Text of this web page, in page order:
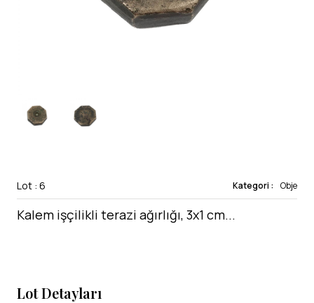
Lot : 6 Kategori : Obje
Kalem işçilikli terazi ağırlığı, 3x1 cm...
Lot Detayları